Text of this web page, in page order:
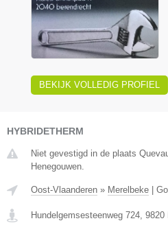
BEKIJK VOLLEDIG PROFIEL
HYBRIDETHERM
Niet gevestigd in de plaats
Henegouwen.
Oost-Vlaanderen » Merelbeke |
Hundelgemsesteenweg 724 9820